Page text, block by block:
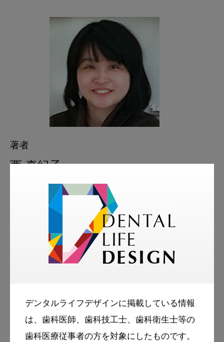
デンタルライフデザインに掲載している情報
は、歯科医師、歯科技工士、歯科衛生士等の
歯科医療従事者の方を対象にしたものです。
著者
西 真紀子
NPO法人「科学的なむし歯・歯周病予防を推進
する会」（PSAP）理事長・歯科医師
㈱モリタ アドバイザー
リオロジー講座客員研究員